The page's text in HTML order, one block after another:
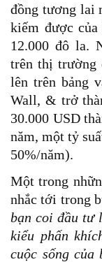
đồng tương lai
kiếm được
12.000 đô la.
trên thị trường
lên trên bảng
Wall, & trở
30.000 USD
năm, một tỷ
50%/năm).
Một trong
nhắc tới trong
bạn coi đầu tư
kiểu phấn
cuộc sống